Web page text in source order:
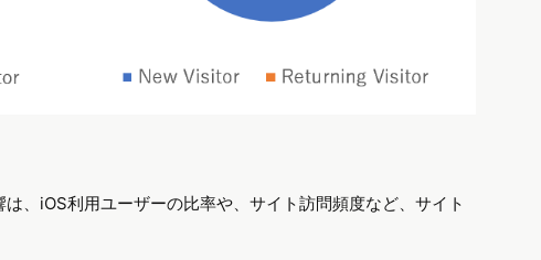
、iOS利用ユーザーの比率や、サイト訪問頻度など、サイト